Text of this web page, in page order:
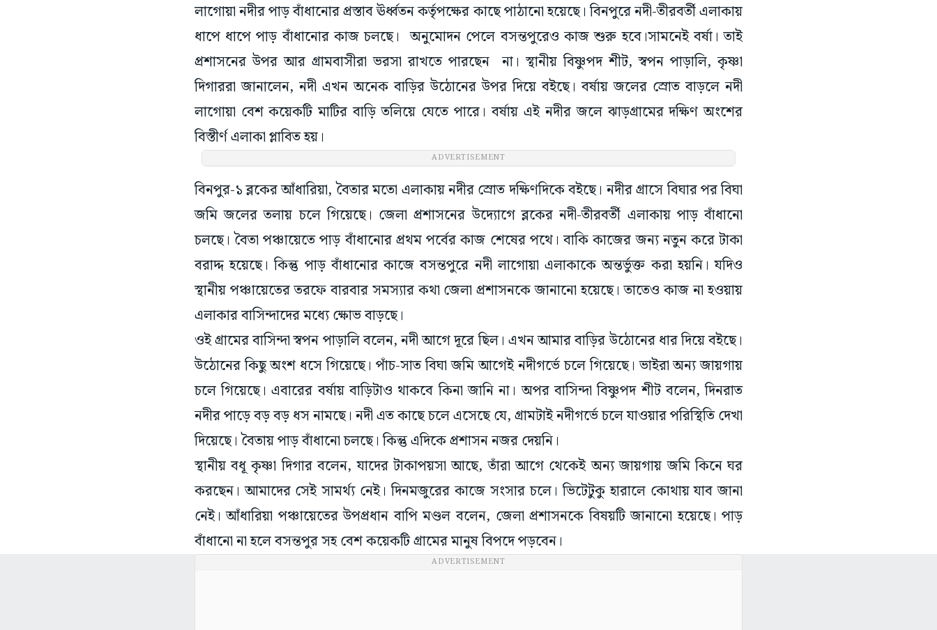
লাগোয়া নদীর পাড় বাঁধানোর প্রস্তাব ঊর্ধ্বতন কর্তৃপক্ষের কাছে পাঠানো হয়েছে। বিনপুরে নদী-তীরবর্তী এলাকায়
ধাপে ধাপে পাড় বাঁধানোর কাজ চলছে। অনুমোদন পেলে বসন্তপুরেও কাজ শুরু হবে।সামনেই বর্ষা। তাই
প্রশাসনের উপর আর গ্রামবাসীরা ভরসা রাখতে পারছেন না। স্থানীয় বিষ্ণুপদ শীট, স্বপন পাড়ালি, কৃষ্ণা
দিগাররা জানালেন, নদী এখন অনেক বাড়ির উঠোনের উপর দিয়ে বইছে। বর্ষায় জলের স্রোত বাড়লে নদী
লাগোয়া বেশ কয়েকটি মাটির বাড়ি তলিয়ে যেতে পারে। বর্ষায় এই নদীর জলে ঝাড়গ্রামের দক্ষিণ অংশের
বিস্তীর্ণ এলাকা প্লাবিত হয়।
ADVERTISEMENT
বিনপুর-১ ব্লকের আঁধারিয়া, বৈতার মতো এলাকায় নদীর স্রোত দক্ষিণদিকে বইছে। নদীর গ্ৰাসে বিঘার পর বিঘা
জমি জলের তলায় চলে গিয়েছে। জেলা প্রশাসনের উদ্যোগে ব্লকের নদী-তীরবর্তী এলাকায় পাড় বাঁধানো
চলছে। বৈতা পঞ্চায়েতে পাড় বাঁধানোর প্রথম পর্বের কাজ শেষের পথে। বাকি কাজের জন্য নতুন করে টাকা
বরাদ্দ হয়েছে। কিন্তু পাড় বাঁধানোর কাজে বসন্তপুরে নদী লাগোয়া এলাকাকে অন্তর্ভুক্ত করা হয়নি। যদিও
স্থানীয় পঞ্চায়েতের তরফে বারবার সমস্যার কথা জেলা প্রশাসনকে জানানো হয়েছে। তাতেও কাজ না হওয়ায়
এলাকার বাসিন্দাদের মধ্যে ক্ষোভ বাড়ছে।
ওই গ্রামের বাসিন্দা স্বপন পাড়ালি বলেন, নদী আগে দূরে ছিল। এখন আমার বাড়ির উঠোনের ধার দিয়ে বইছে।
উঠোনের কিছু অংশ ধসে গিয়েছে। পাঁচ-সাত বিঘা জমি আগেই নদীগর্ভে চলে গিয়েছে। ভাইরা অন্য জায়গায়
চলে গিয়েছে। এবারের বর্ষায় বাড়িটাও থাকবে কিনা জানি না। অপর বাসিন্দা বিষ্ণুপদ শীট বলেন, দিনরাত
নদীর পাড়ে বড় বড় ধস নামছে। নদী এত কাছে চলে এসেছে যে, গ্ৰামটাই নদীগর্ভে চলে যাওয়ার পরিস্থিতি দেখা
দিয়েছে। বৈতায় পাড় বাঁধানো চলছে। কিন্তু এদিকে প্রশাসন নজর দেয়নি।
স্থানীয় বধূ কৃষ্ণা দিগার বলেন, যাদের টাকাপয়সা আছে, তাঁরা আগে থেকেই অন্য জায়গায় জমি কিনে ঘর
করছেন। আমাদের সেই সামর্থ্য নেই। দিনমজুরের কাজে সংসার চলে। ভিটেটুকু হারালে কোথায় যাব জানা
নেই। আঁধারিয়া পঞ্চায়েতের উপপ্রধান বাপি মণ্ডল বলেন, জেলা প্রশাসনকে বিষয়টি জানানো হয়েছে। পাড়
বাঁধানো না হলে বসন্তপুর সহ বেশ কয়েকটি গ্ৰামের মানুষ বিপদে পড়বেন।
ADVERTISEMENT